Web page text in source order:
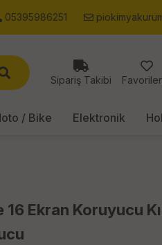
05395986251
Sipariş Takibi
/ Bike Elektronik
16 Ekran Koruyucu